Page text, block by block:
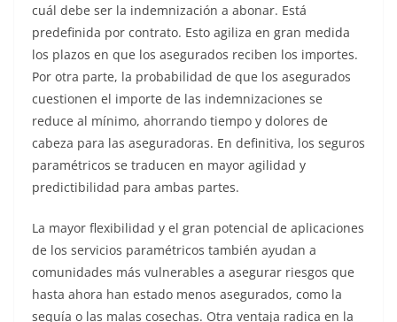
cuál debe ser la indemnización a abonar. Está
predefinida por contrato. Esto agiliza en gran medida
los plazos en que los asegurados reciben los importes.
Por otra parte, la probabilidad de que los asegurados
cuestionen el importe de las indemnizaciones se
reduce al mínimo, ahorrando tiempo y dolores de
cabeza para las aseguradoras. En definitiva, los seguros
paramétricos se traducen en mayor agilidad y
predictibilidad para ambas partes.
La mayor flexibilidad y el gran potencial de aplicaciones
de los servicios paramétricos también ayudan a
comunidades más vulnerables a asegurar riesgos que
hasta ahora han estado menos asegurados, como la
sequía o las malas cosechas. Otra ventaja radica en la